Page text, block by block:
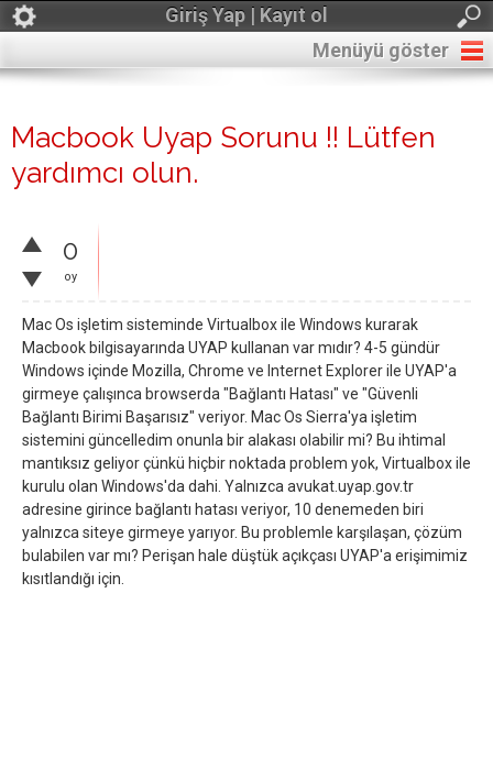
Giriş Yap | Kayıt ol
Menüyü göster
Macbook Uyap Sorunu !! Lütfen
yardımcı olun.
0
oy
Mac Os işletim sisteminde Virtualbox ile Windows kurarak
Macbook bilgisayarında UYAP kullanan var mıdır? 4-5 gündür
Windows içinde Mozilla, Chrome ve Internet Explorer ile UYAP'a
girmeye çalışınca browserda "Bağlantı Hatası" ve "Güvenli
Bağlantı Birimi Başarısız" veriyor. Mac Os Sierra'ya işletim
sistemini güncelledim onunla bir alakası olabilir mi? Bu ihtimal
mantıksız geliyor çünkü hiçbir noktada problem yok, Virtualbox ile
kurulu olan Windows'da dahi. Yalnızca avukat.uyap.gov.tr
adresine girince bağlantı hatası veriyor, 10 denemeden biri
yalnızca siteye girmeye yarıyor. Bu problemle karşılaşan, çözüm
bulabilen var mı? Perişan hale düştük açıkçası UYAP'a erişimimiz
kısıtlandığı için.